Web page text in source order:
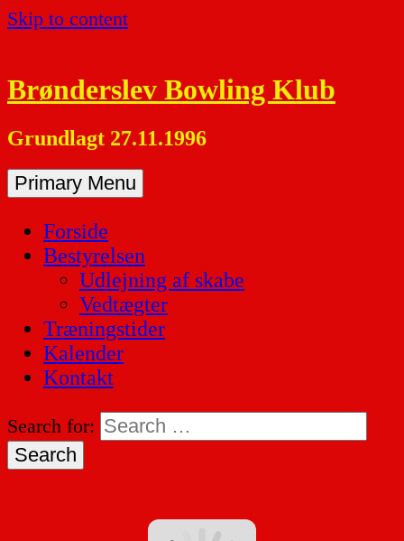
Skip to content
Brønderslev Bowling Klub
Grundlagt 27.11.1996
Primary Menu
Forside
Bestyrelsen
Udlejning af skabe
Vedtægter
Træningstider
Kalender
Kontakt
Search for: